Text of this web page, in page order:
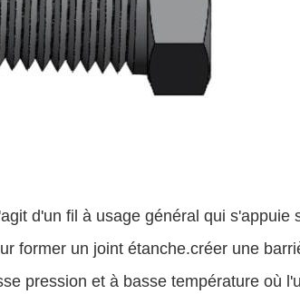
d'un fil à usage général qui s'appuie
former un joint étanche.créer une
pression et à basse température où